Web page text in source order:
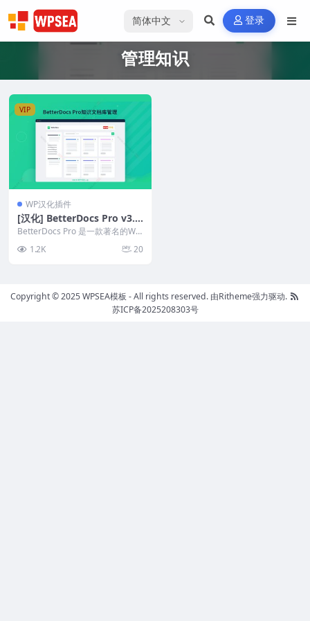
选择语言 登录
管理知识
VIP
WP汉化插件
[汉化] BetterDocs Pro v3.6.
2 知识文档库管理WordPres
s插件
BetterDocs Pro 是一款著名的Wo
1.2K 20
Copyright © 2025 WPSEA模板 - All rights reserved. 由Ritheme强力驱动.
苏ICP备2025208303号